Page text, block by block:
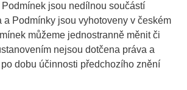
jsou nedílnou součástí
a Podmínky jsou vyhotoveny v českém
můžeme jednostranně měnit či
nejsou dotčena práva a
dobu účinnosti předchozího znění